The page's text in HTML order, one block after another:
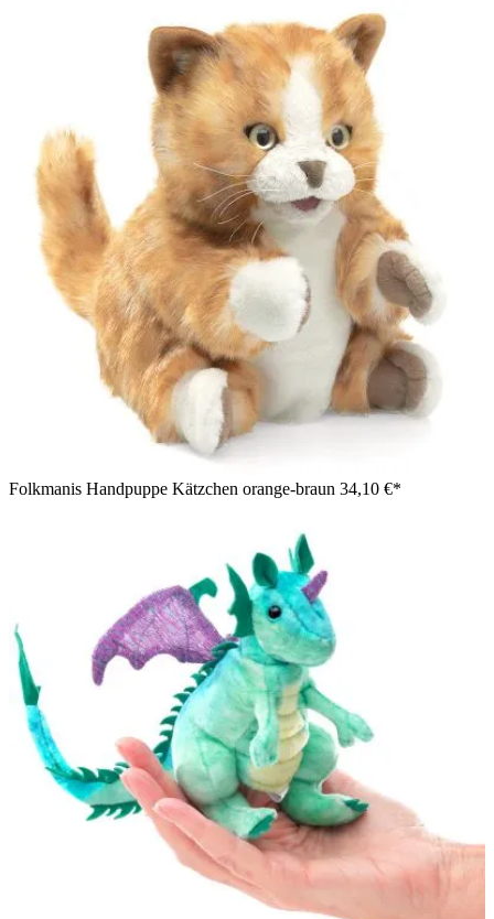
Folkmanis Handpuppe Kätzchen orange-braun 34,10 €*